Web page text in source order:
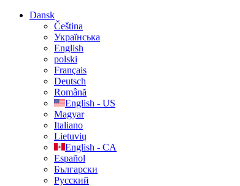
Dansk
Čeština
Українська
English
polski
Français
Deutsch
Română
English - US
Magyar
Italiano
Lietuvių
English - CA
Español
Български
Русский